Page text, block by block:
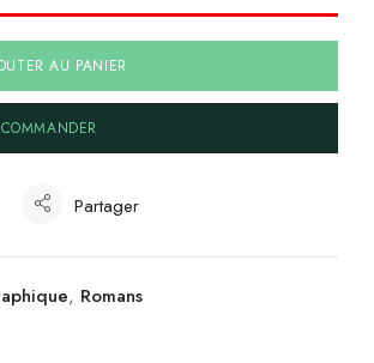
AU PANIER
COMMANDER
Partager
, Romans